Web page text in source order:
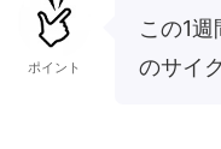
ポイント
この1
のサイ